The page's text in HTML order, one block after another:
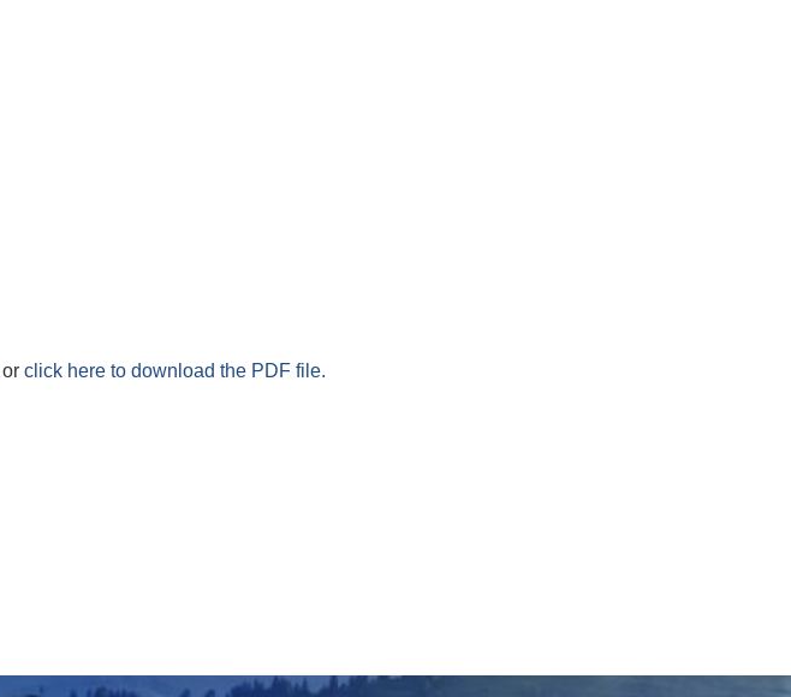
or click here to download the PDF file.